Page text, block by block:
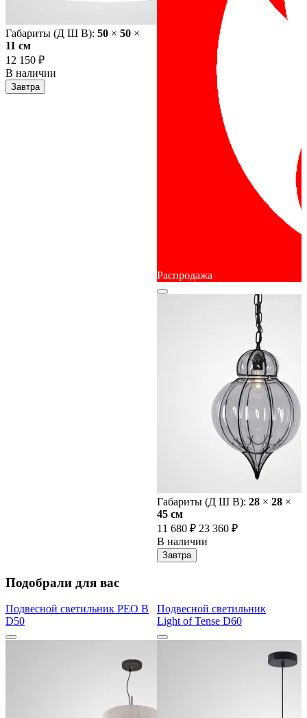
Габариты (Д Ш В): 50 × 50 ×
11 cм
12 150 ₽
В наличии
Завтра
Распродажа
Габариты (Д Ш В): 28 × 28 ×
45 cм
11 680 ₽ 23 360 ₽
В наличии
Завтра
Подобрали для вас
Подвесной светильник PEO B
D50
Подвесной светильник
Light of Tense D60